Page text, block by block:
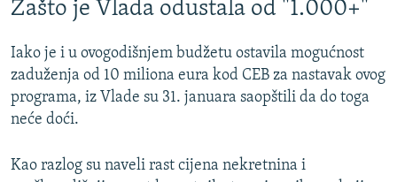
Zašto je Vlada odustala od "1.000+"
Iako je i u ovogodišnjem budžetu ostavila mogućnost
zaduženja od 10 miliona eura kod CEB za nastavak ovog
programa, iz Vlade su 31. januara saopštili da do toga
neće doći.
Kao razlog su naveli rast cijena nekretnina i